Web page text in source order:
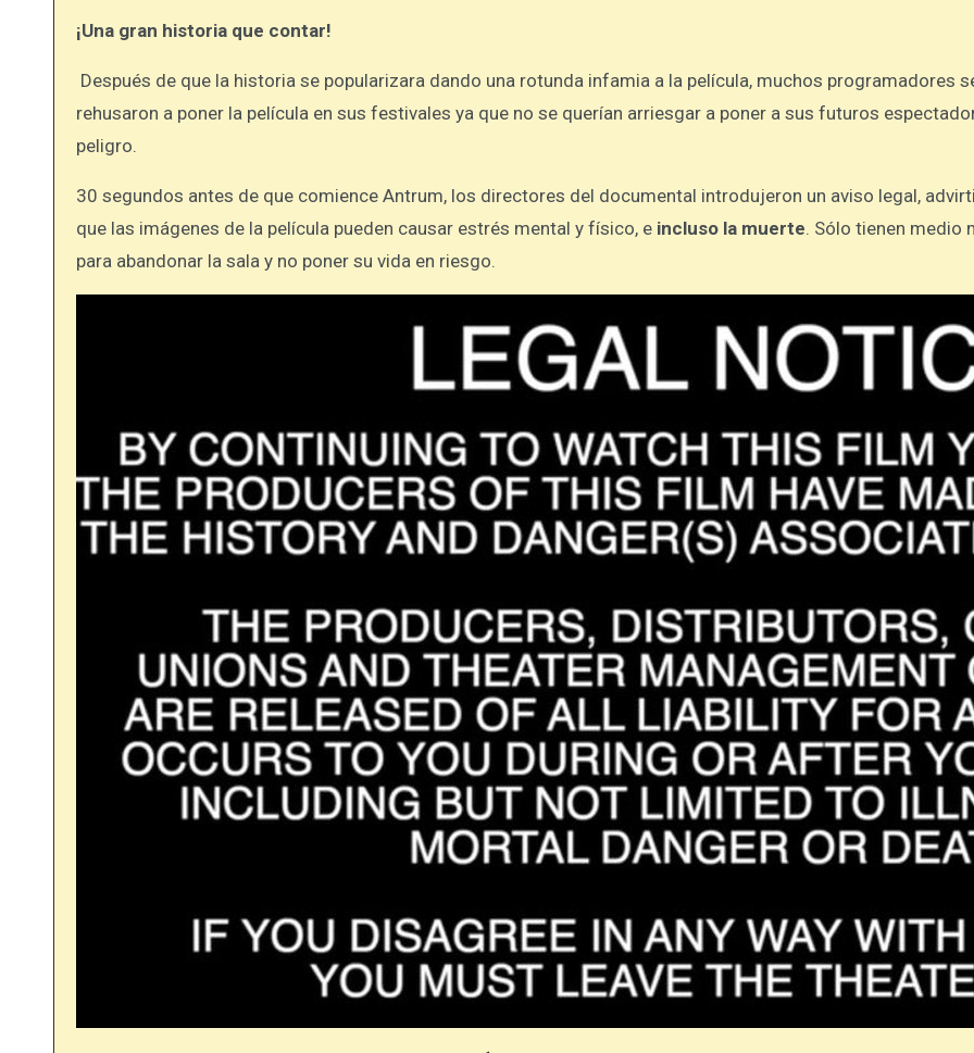
¡Una gran historia que contar!
Después de que la historia se popularizara dando una rotunda infamia a la película, muchos programadores
rehusaron a poner la película en sus festivales ya que no se querían arriesgar a poner a sus futuros
peligro.
30 segundos antes de que comience Antrum, los directores del documental introdujeron un aviso legal,
que las imágenes de la película pueden causar estrés mental y físico, e incluso la muerte. Sólo tienen medio
para abandonar la sala y no poner su vida en riesgo.